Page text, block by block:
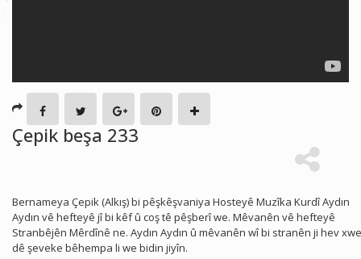
Çepik beşa 233
Bernameya Çepik (Alkış) bi pêşkêşvaniya Hosteyê Muzîka Kurdî Aydın
Aydın vê hefteyê jî bi kêf û coş tê pêşberî we. Mêvanên vê hefteyê
Stranbêjên Mêrdînê ne. Aydın Aydın û mêvanên wî bi stranên ji hev
dê şeveke bêhempa li we bidin jiyîn.